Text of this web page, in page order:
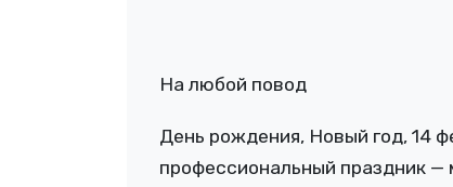
На любой повод
День рождения, Новый год, 14
профессиональный праздник